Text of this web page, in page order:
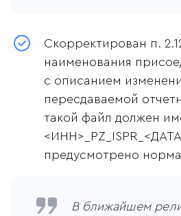
Скорректирован п.
наименования
с описанием
пересдаваемой
такой файл должен
предусмотрено
В ближайшем